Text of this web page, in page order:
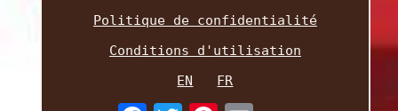
Politique de confidentialité
Conditions d'utilisation
EN
FR